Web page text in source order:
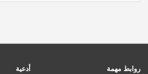
روابط مهمة
أدعية